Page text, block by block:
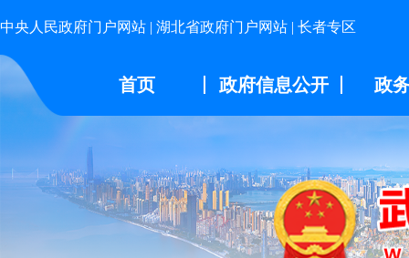
中央人民政府门户网站 | 湖北省政府门户网站 | 长者专区
首页 政府信息公开 政